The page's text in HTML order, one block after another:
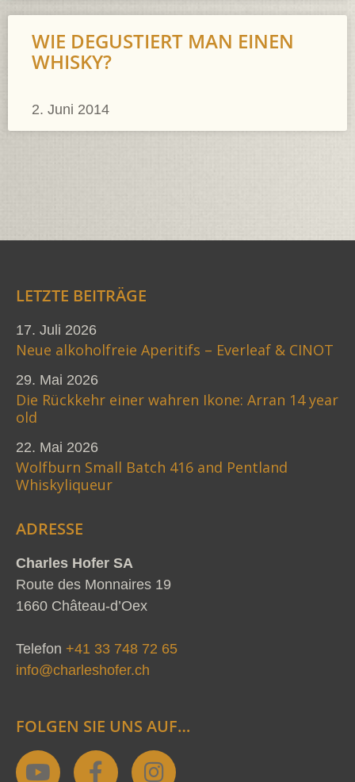
WIE DEGUSTIERT MAN EINEN
WHISKY?
2. Juni 2014
LETZTE BEITRÄGE
17. Juli 2026
Neue alkoholfreie Aperitifs – Everleaf & CINOT
29. Mai 2026
Die Rückkehr einer wahren Ikone: Arran 14 year
old
22. Mai 2026
Wolfburn Small Batch 416 and Pentland
Whiskyliqueur
ADRESSE
Charles Hofer SA
Route des Monnaires 19
1660 Château-d’Oex
Telefon +41 33 748 72 65
info@charleshofer.ch
FOLGEN SIE UNS AUF…
Y
F
I